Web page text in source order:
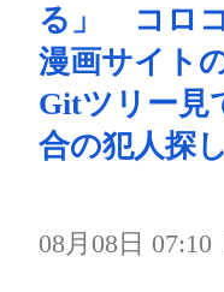
る」 コロ
漫画サイト
Gitツリー見
合の犯人探し
08月08日 07:10